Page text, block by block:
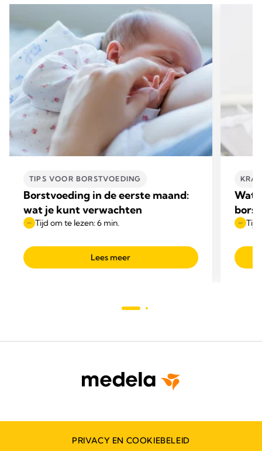
TIPS VOOR BORSTVOEDING
Borstvoeding in de eerste maand:
wat je kunt verwachten
Tijd om te lezen: 6 min.
Lees meer
Wat
Tijd
PRIVACY EN COOKIEBELEID